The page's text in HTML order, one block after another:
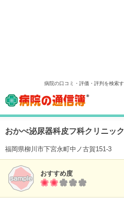
病院の口コミ・評価・評判を検索
病院の通信簿
おかべ泌尿器科皮フ科クリニック
福岡県柳川市下宮永町中ノ古賀151-3
おすすめ度